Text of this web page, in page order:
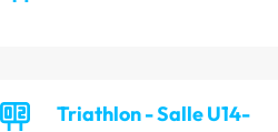
Triathlon - Salle U14-